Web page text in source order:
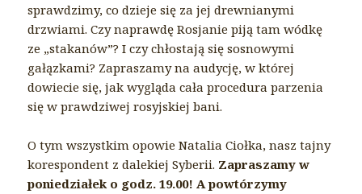
sprawdzimy, co dzieje się za jej drewnianymi
drzwiami. Czy naprawdę Rosjanie piją tam wódkę
ze „stakanów”? I czy chłostają się sosnowymi
gałązkami? Zapraszamy na audycję, w której
dowiecie się, jak wygląda cała procedura parzenia
się w prawdziwej rosyjskiej bani.
O tym wszystkim opowie Natalia Ciołka, nasz tajny
korespondent z dalekiej Syberii. Zapraszamy w
poniedziałek o godz. 19.00! A powtórzymy